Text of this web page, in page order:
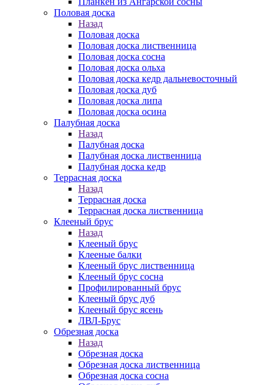
Половая доска
Назад
Половая доска
Половая доска лиственница
Половая доска сосна
Половая доска ольха
Половая доска кедр дальневосточный
Половая доска дуб
Половая доска липа
Половая доска осина
Палубная доска
Назад
Палубная доска
Палубная доска лиственница
Палубная доска кедр
Террасная доска
Назад
Террасная доска
Террасная доска лиственница
Клееный брус
Назад
Клееный брус
Клееные балки
Клееный брус лиственница
Клееный брус сосна
Профилированный брус
Клееный брус дуб
Клееный брус ясень
ЛВЛ-Брус
Обрезная доска
Назад
Обрезная доска
Обрезная доска лиственница
Обрезная доска сосна